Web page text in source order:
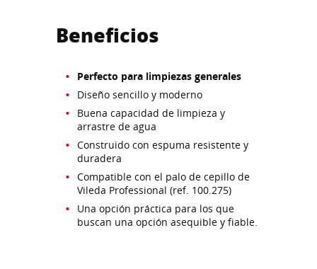
Beneficios
Perfecto para limpiezas generales
Diseño sencillo y moderno
Buena capacidad de limpieza y
arrastre de agua
Construido con espuma resistente y
duradera
Compatible con el palo de cepillo de
Vileda Professional (ref. 100.275)
Una opción práctica para los que
buscan una opción asequible y fiable.